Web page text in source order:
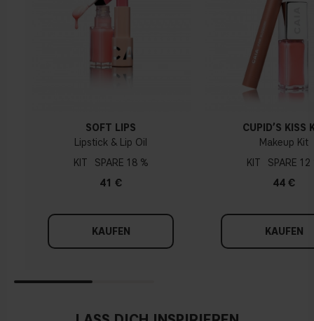
SOFT LIPS
Lipstick & Lip Oil
KIT
18 %
41 €
KAUFEN
CUPID’S KISS
Makeup Kit
KIT
12
44 €
KAUFEN